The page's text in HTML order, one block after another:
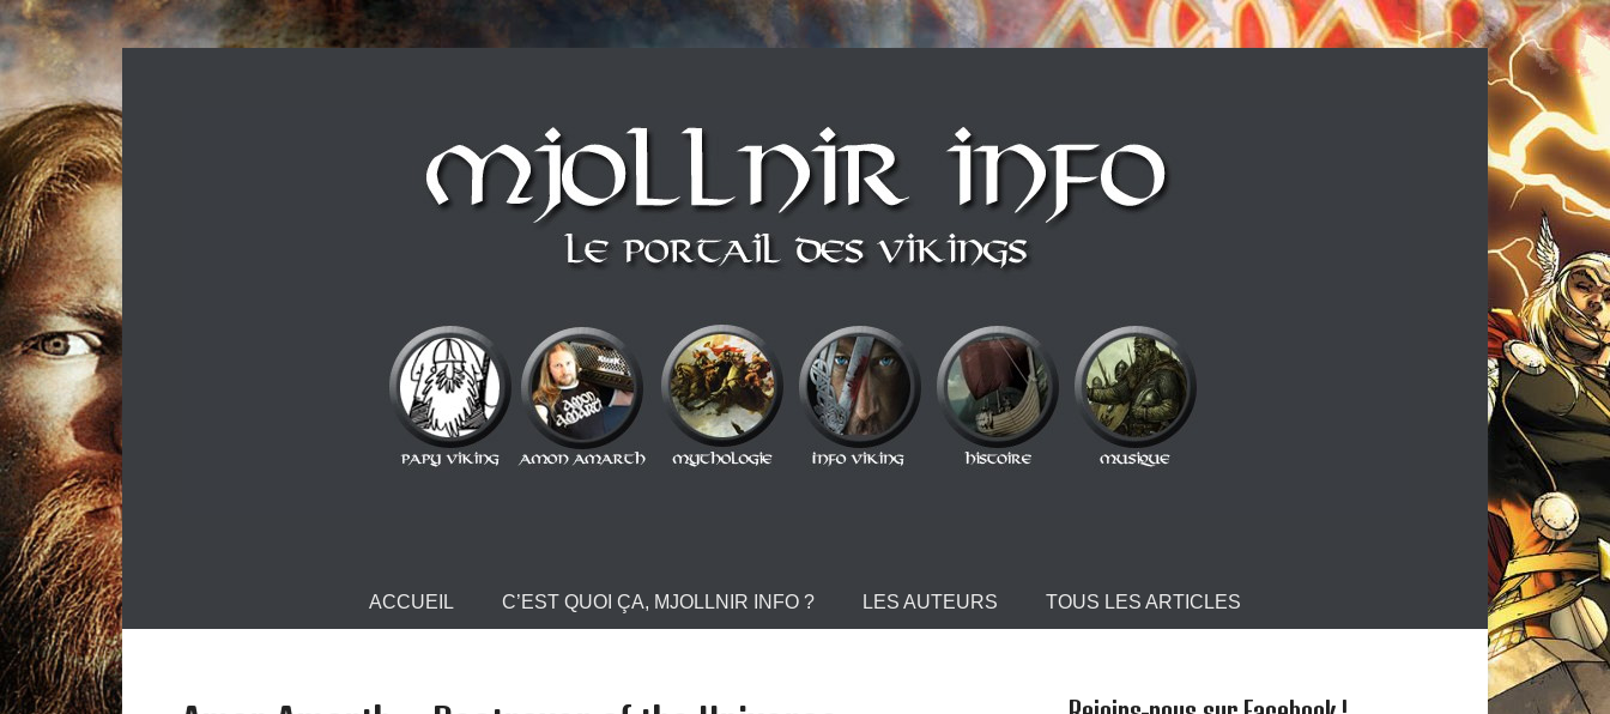
Musique métal et culture scandinave, le tout dans un style Berzerker ! Alors si vous vous sentez une âme de redresseur de Thor aux cheveux longs et à la guitare électrique, ce blog est fait pour vous !
ACCUEIL C’EST QUOI ÇA, MJOLLNIR INFO ? LES AUTEURS TOUS LES ARTICLES